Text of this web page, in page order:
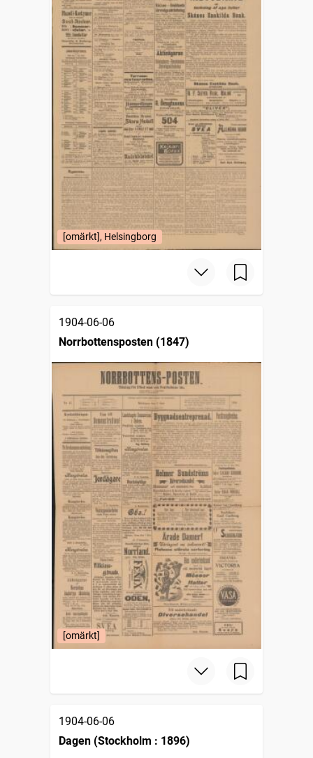
[omärkt], Helsingborg
1904-06-06
Norrbottensposten (1847)
[omärkt]
1904-06-06
Dagen (Stockholm : 1896)